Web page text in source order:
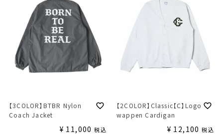
【3COLOR】BTBR Nylon
Coach Jacket
¥ 11,000 税込
【2COLOR】Classic【C】Logo
wappen Cardigan
¥ 12,100 税込